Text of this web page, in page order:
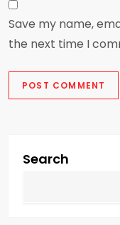
Save my name,
the next time I
Search